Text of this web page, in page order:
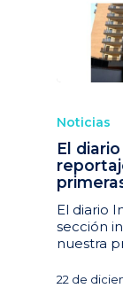
Noticias
El
El diario
sección
nuestra
22 de